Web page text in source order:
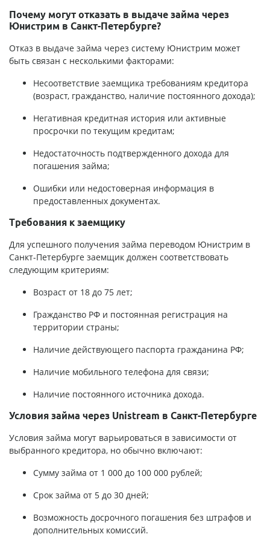
Почему могут отказать в выдаче займа через
Юнистрим в Санкт-Петербурге?
Отказ в выдаче займа через систему Юнистрим может
быть связан с несколькими факторами:
Несоответствие заемщика требованиям кредитора
(возраст, гражданство, наличие постоянного дохода);
Негативная кредитная история или активные
просрочки по текущим кредитам;
Недостаточность подтвержденного дохода для
погашения займа;
Ошибки или недостоверная информация в
предоставленных документах.
Требования к заемщику
Для успешного получения займа переводом Юнистрим в
Санкт-Петербурге заемщик должен соответствовать
следующим критериям:
Возраст от 18 до 75 лет;
Гражданство РФ и постоянная регистрация на
территории страны;
Наличие действующего паспорта гражданина РФ;
Наличие мобильного телефона для связи;
Наличие постоянного источника дохода.
Условия займа через Unistream в Санкт-Петербурге
Условия займа могут варьироваться в зависимости от
выбранного кредитора, но обычно включают:
Сумму займа от 1 000 до 100 000 рублей;
Срок займа от 5 до 30 дней;
Возможность досрочного погашения без штрафов и
дополнительных комиссий.